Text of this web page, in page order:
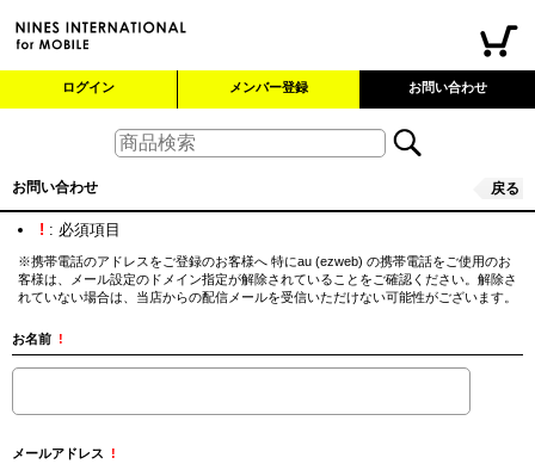
ログイン メンバー登録 お問い合わせ
お問い合わせ 戻る
! : 必須項目
※携帯電話のアドレスをご登録のお客様へ 特にau (ezweb) の携帯電話をご使用のお
客様は、メール設定のドメイン指定が解除されていることをご確認ください。解除さ
れていない場合は、当店からの配信メールを受信いただけない可能性がございます。
お名前 !
メールアドレス !